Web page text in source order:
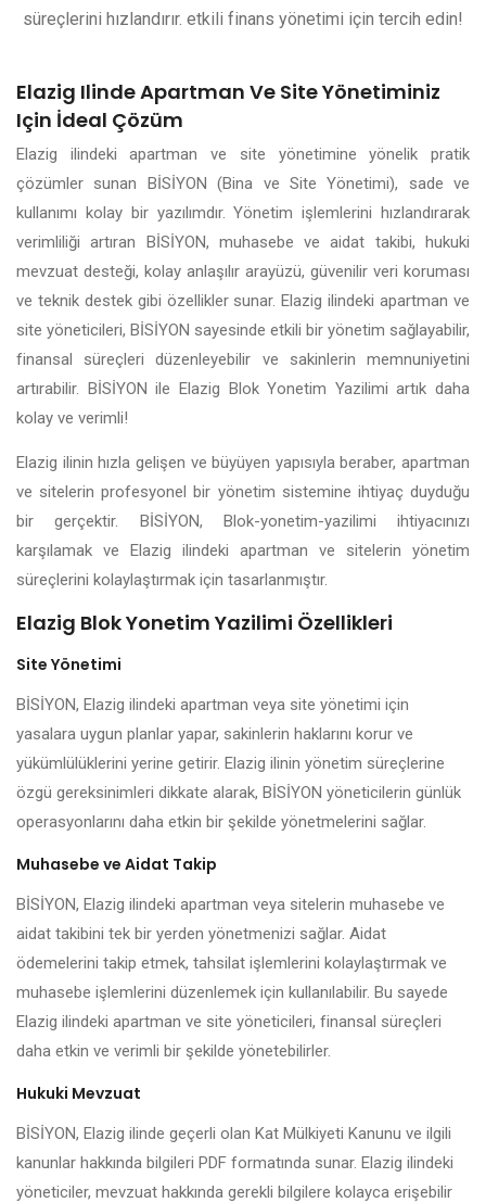
süreçlerini hızlandırır. etkili finans yönetimi için tercih edin!
Elazig Ilinde Apartman Ve Site Yönetiminiz
Için İdeal Çözüm
Elazig ilindeki apartman ve site yönetimine yönelik pratik
çözümler sunan BİSİYON (Bina ve Site Yönetimi), sade ve
kullanımı kolay bir yazılımdır. Yönetim işlemlerini hızlandırarak
verimliliği artıran BİSİYON, muhasebe ve aidat takibi, hukuki
mevzuat desteği, kolay anlaşılır arayüzü, güvenilir veri koruması
ve teknik destek gibi özellikler sunar. Elazig ilindeki apartman ve
site yöneticileri, BİSİYON sayesinde etkili bir yönetim sağlayabilir,
finansal süreçleri düzenleyebilir ve sakinlerin memnuniyetini
artırabilir. BİSİYON ile Elazig Blok Yonetim Yazilimi artık daha
kolay ve verimli!
Elazig ilinin hızla gelişen ve büyüyen yapısıyla beraber, apartman
ve sitelerin profesyonel bir yönetim sistemine ihtiyaç duyduğu
bir gerçektir. BİSİYON, Blok-yonetim-yazilimi ihtiyacınızı
karşılamak ve Elazig ilindeki apartman ve sitelerin yönetim
süreçlerini kolaylaştırmak için tasarlanmıştır.
Elazig Blok Yonetim Yazilimi Özellikleri
Site Yönetimi
BİSİYON, Elazig ilindeki apartman veya site yönetimi için
yasalara uygun planlar yapar, sakinlerin haklarını korur ve
yükümlülüklerini yerine getirir. Elazig ilinin yönetim süreçlerine
özgü gereksinimleri dikkate alarak, BİSİYON yöneticilerin günlük
operasyonlarını daha etkin bir şekilde yönetmelerini sağlar.
Muhasebe ve Aidat Takip
BİSİYON, Elazig ilindeki apartman veya sitelerin muhasebe ve
aidat takibini tek bir yerden yönetmenizi sağlar. Aidat
ödemelerini takip etmek, tahsilat işlemlerini kolaylaştırmak ve
muhasebe işlemlerini düzenlemek için kullanılabilir. Bu sayede
Elazig ilindeki apartman ve site yöneticileri, finansal süreçleri
daha etkin ve verimli bir şekilde yönetebilirler.
Hukuki Mevzuat
BİSİYON, Elazig ilinde geçerli olan Kat Mülkiyeti Kanunu ve ilgili
kanunlar hakkında bilgileri PDF formatında sunar. Elazig ilindeki
yöneticiler, mevzuat hakkında gerekli bilgilere kolayca erişebilir